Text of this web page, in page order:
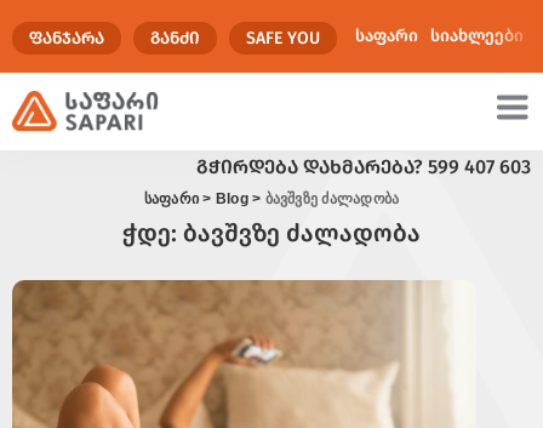
ᲤᲐᲜᲯᲐᲠᲐ ᲒᲐᲜᲫᲘ SAFE YOU საფარი სიახლეები
ᲒᲭᲘᲠᲓᲔᲑᲐ ᲓᲐᲮᲛᲐᲠᲔᲑᲐ? 599 407 603
საფარი > Blog> ბავშვზე ძალადობა
ჭდე: ბავშვზე ძალადობა